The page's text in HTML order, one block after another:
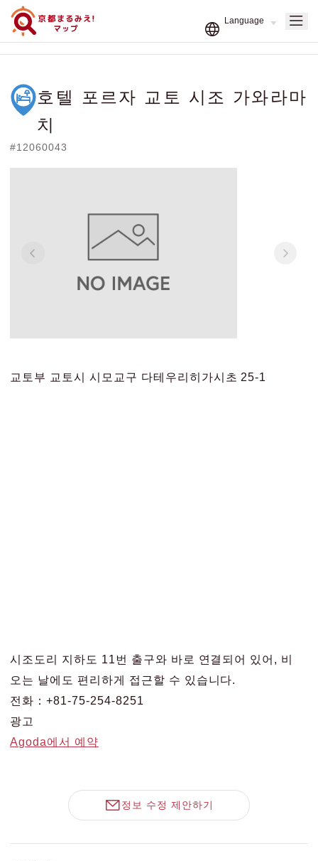
호텔 포르자 교토 시조 가와라마
치
#12060043
교토부 교토시 시모교구 다테우리히가시초 25-1
시조도리 지하도 11번 출구와 바로 연결되어 있어, 비
오는 날에도 편리하게 접근할 수 있습니다.
전화：+81-75-254-8251
광고
Agoda에서 예약
정보 수정 제안하기